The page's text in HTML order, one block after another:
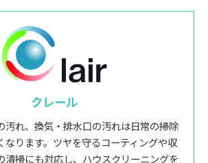
クレール
汚れ、換気・排水口の汚れは日常の掃除
なります。ツヤを守るコーティングや収
清掃にも対応し、ハウスクリーニングを